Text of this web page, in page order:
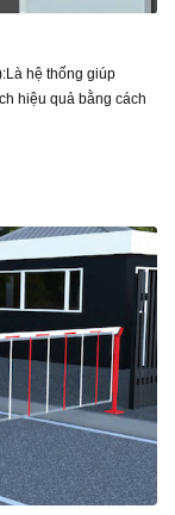
hệ thống giúp
hiệu quả bằng cách